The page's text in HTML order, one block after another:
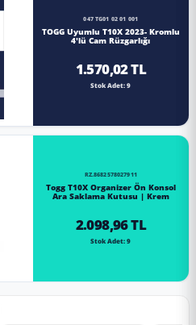
047 TG01 02 01 001
TOGG Uyumlu T10X 2023- Kromlu
4'lü Cam Rüzgarlığı
1.570,02 TL
Stok Adet: 9
RZ.8682578027911
Togg T10X Organizer Ön Konsol
Ara Saklama Kutusu | Krem
2.098,96 TL
Stok Adet: 9